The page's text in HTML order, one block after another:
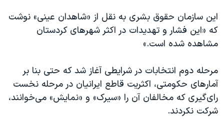
این سازمان حقوق بشری به نقل از «شاهدان عینی» نوشت
که «این فشار و تهدیدات در اکثر شهرهای کردستان
مشاهده شده است.»
مرحله دوم انتخابات در شرایطی آغاز شد که حتی بنا بر
آمارهای حکومتی، اکثریت قاطع ایرانیان در مرحله نخست
رای‌گیری که مخالفان آن را «سیرک» و «نمایش» می‌خوانند،
شرکت نکردند.